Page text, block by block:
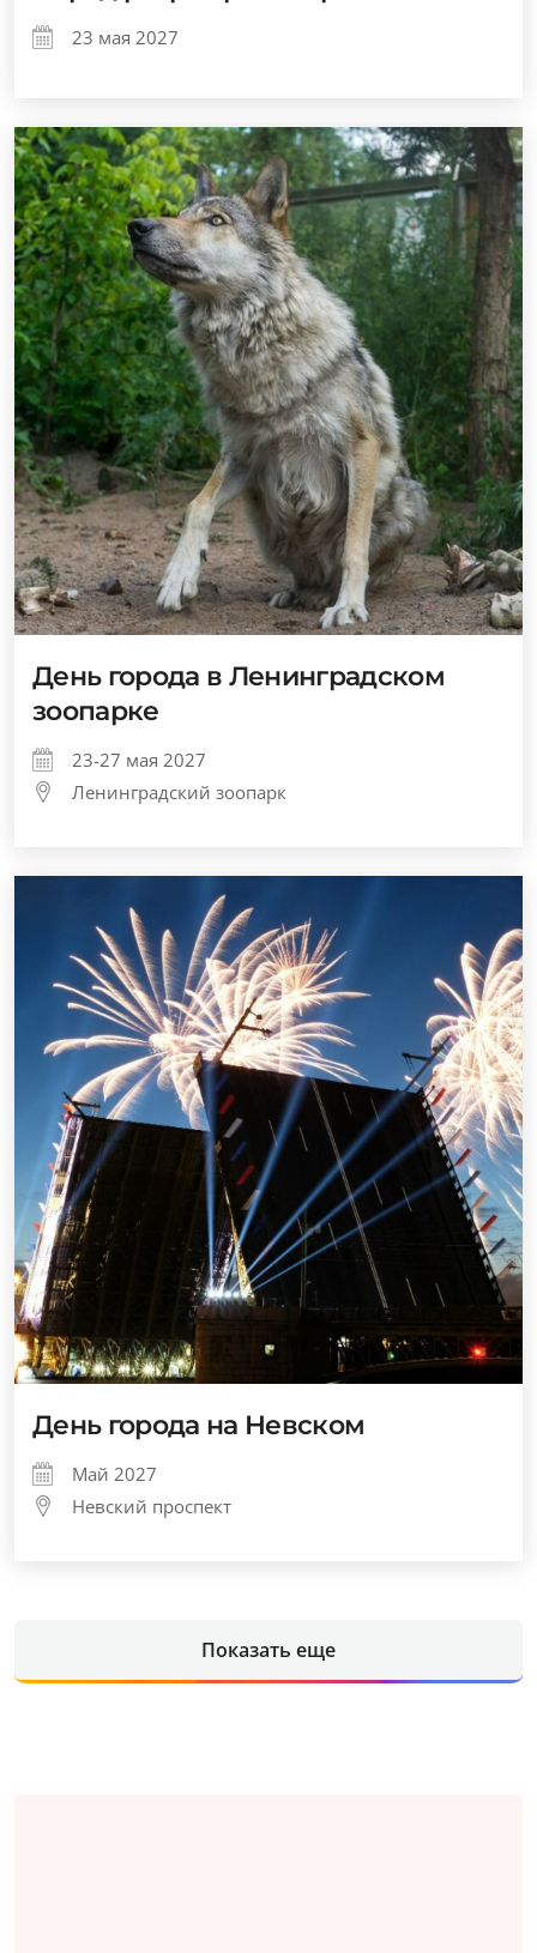
23 мая 2027
День города в Ленинградском
зоопарке
23-27 мая 2027
Ленинградский зоопарк
День города на Невском
Май 2027
Невский проспект
Показать еще